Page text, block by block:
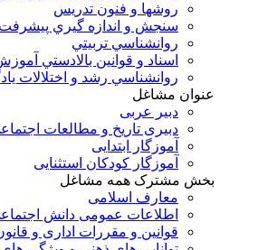
روشها و فنون تدريس
سنجش و اندازه گيري
روانشناسي تربيتي
اسناد و قوانين بالادستي
روانشناسي رشد و اختلالات
عنوان مشاغل
دبير عربی
دبیری تاریخ و مطالعات
آموزگار ابتدایی
آموزگار کودکان استثنایی
بخش مشترک همه مشاغل
معارف اسلامی
اطلاعات عمومی دانش
قوانین و مقررات اداری و